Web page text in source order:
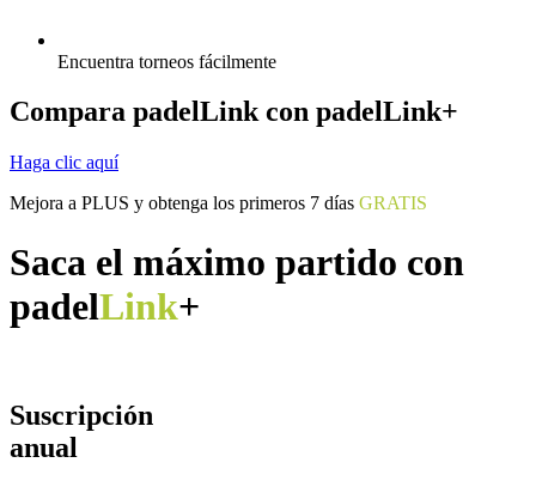
Encuentra torneos fácilmente
Compara padelLink con padelLink+
Haga clic aquí
Mejora a PLUS y obtenga los primeros 7 días GRATIS
Saca el máximo partido con
padelLink+
Suscripción
anual